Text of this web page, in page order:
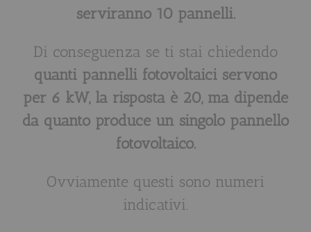
serviranno 10 pannelli.
Di conseguenza se ti stai chiedendo
quanti pannelli fotovoltaici servono
per 6 kW, la risposta è 20, ma dipende
da quanto produce un singolo pannello
fotovoltaico.
Ovviamente questi sono numeri
indicativi.